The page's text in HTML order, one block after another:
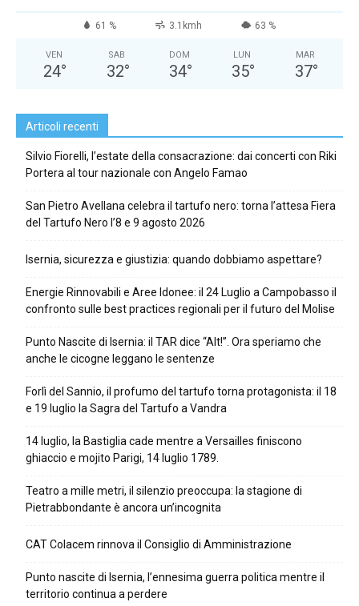
61 % 3.1kmh 63 %
VEN
24°
SAB
32°
DOM
34°
LUN
35°
MAR
37°
Articoli recenti
Silvio Fiorelli, l’estate della consacrazione: dai concerti con Riki
Portera al tour nazionale con Angelo Famao
San Pietro Avellana celebra il tartufo nero: torna l’attesa Fiera
del Tartufo Nero l’8 e 9 agosto 2026
Isernia, sicurezza e giustizia: quando dobbiamo aspettare?
Energie Rinnovabili e Aree Idonee: il 24 Luglio a Campobasso il
confronto sulle best practices regionali per il futuro del Molise
Punto Nascite di Isernia: il TAR dice “Alt!”. Ora speriamo che
anche le cicogne leggano le sentenze
Forlì del Sannio, il profumo del tartufo torna protagonista: il 18
e 19 luglio la Sagra del Tartufo a Vandra
14 luglio, la Bastiglia cade mentre a Versailles finiscono
ghiaccio e mojito Parigi, 14 luglio 1789.
Teatro a mille metri, il silenzio preoccupa: la stagione di
Pietrabbondante è ancora un’incognita
CAT Colacem rinnova il Consiglio di Amministrazione
Punto nascite di Isernia, l’ennesima guerra politica mentre il
territorio continua a perdere